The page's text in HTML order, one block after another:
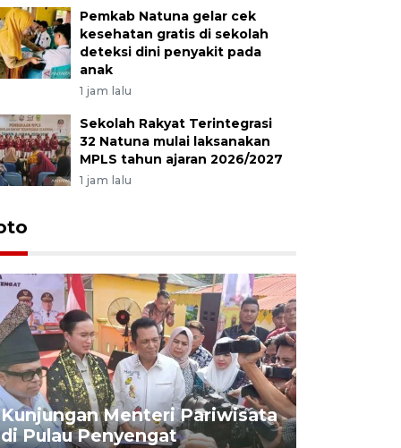
Pemkab Natuna gelar cek
kesehatan gratis di sekolah
deteksi dini penyakit pada
anak
1 jam lalu
Sekolah Rakyat Terintegrasi
32 Natuna mulai laksanakan
MPLS tahun ajaran 2026/2027
1 jam lalu
Kunjungan Menteri Pariwisata
di Pulau Penyengat